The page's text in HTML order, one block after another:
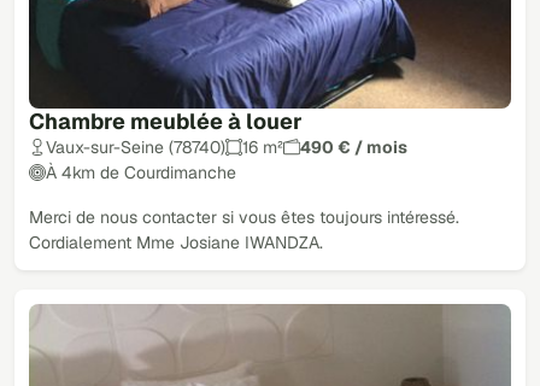
Chambre meublée à louer
Vaux-sur-Seine (78740) 16 m²
490 € / mois
À 4km de Courdimanche
Merci de nous contacter si vous êtes toujours intéressé.
Cordialement Mme Josiane IWANDZA.